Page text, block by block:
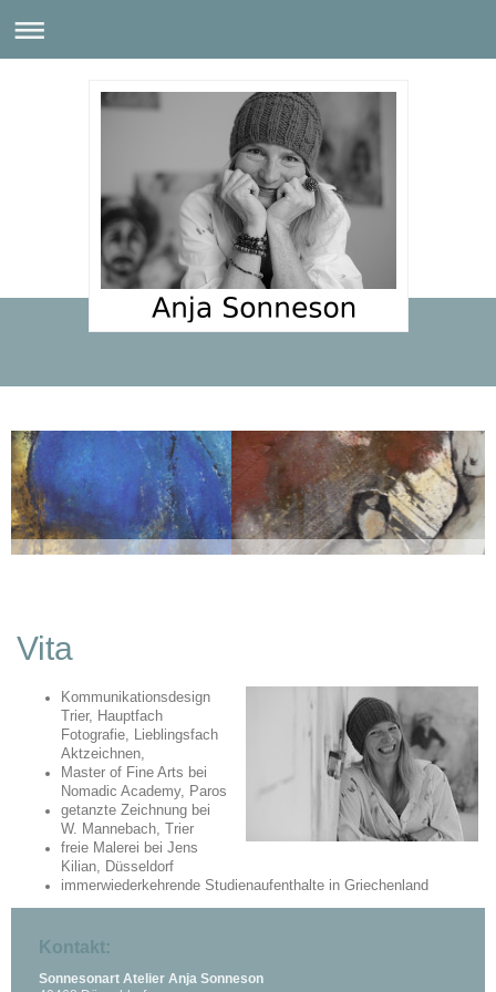
Vita
Kommunikationsdesign
Trier, Hauptfach
Fotografie, Lieblingsfach
Aktzeichnen,
Master of Fine Arts bei
Nomadic Academy, Paros
getanzte Zeichnung bei
W. Mannebach, Trier
freie Malerei bei Jens
Kilian, Düsseldorf
immerwiederkehrende Studienaufenthalte in Griechenland
Kontakt:
Sonnesonart Atelier Anja Sonneson